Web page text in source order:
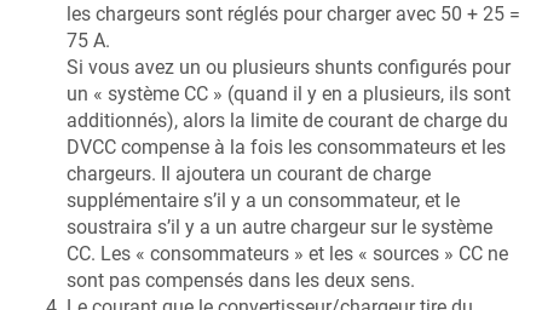
les chargeurs sont réglés pour charger avec 50 + 25 =
75 A.
Si vous avez un ou plusieurs shunts configurés pour
un « système CC » (quand il y en a plusieurs, ils sont
additionnés), alors la limite de courant de charge du
DVCC compense à la fois les consommateurs et les
chargeurs. Il ajoutera un courant de charge
supplémentaire s’il y a un consommateur, et le
soustraira s’il y a un autre chargeur sur le système
CC. Les « consommateurs » et les « sources » CC ne
sont pas compensés dans les deux sens.